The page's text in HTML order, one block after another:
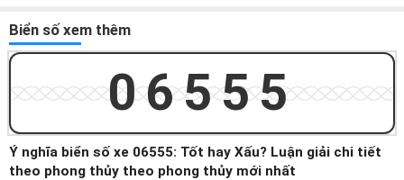
Biển số xem thêm
06555
Ý nghĩa biển số xe 06555: Tốt hay Xấu? Luận giải chi tiết
theo phong thủy theo phong thủy mới nhất